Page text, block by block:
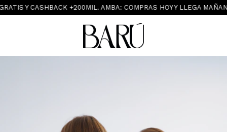
Y CASHBACK +200MIL. AMBA: COMPRAS HOY Y LLEGA MAÑANA